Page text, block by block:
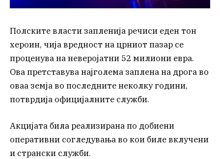
Полските власти запленија речиси еден тон
хероин, чија вредност на црниот пазар се
проценува на неверојатни 52 милиони евра.
Ова претставува најголема заплена на дрога во
оваа земја во последните неколку години,
потврдија официјалните служби.
Акцијата била реализирана по добиени
оперативни согледувања во кои биле вклучени
и странски служби.